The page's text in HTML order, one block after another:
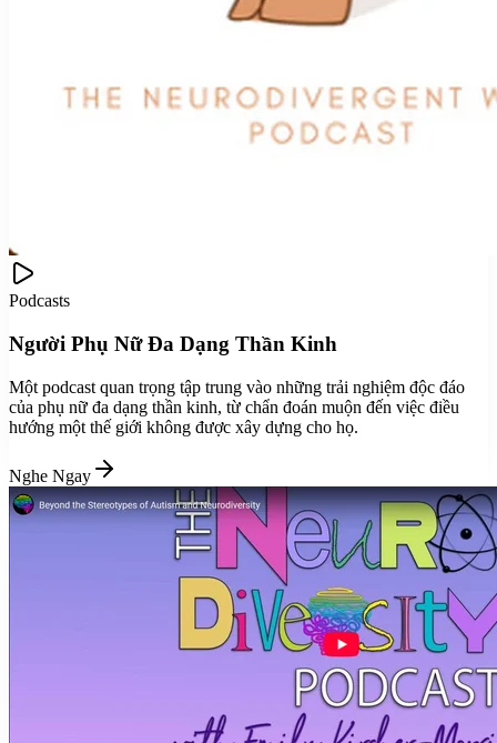
Podcasts
Người Phụ Nữ Đa Dạng Thần Kinh
Một podcast quan trọng tập trung vào những trải nghiệm độc đáo
của phụ nữ đa dạng thần kinh, từ chẩn đoán muộn đến việc điều
hướng một thế giới không được xây dựng cho họ.
Nghe Ngay